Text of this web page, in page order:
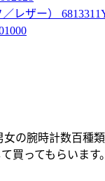
レザー）
の腕時計数百種
買ってもらいます